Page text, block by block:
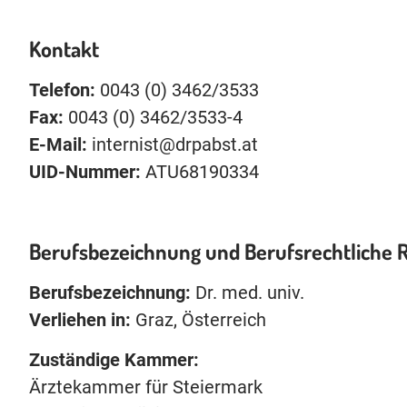
Kontakt
Telefon: 0043 (0) 3462/3533
Fax: 0043 (0) 3462/3533-4
E-Mail: internist@drpabst.at
UID-Nummer: ATU68190334
Berufsbezeichnung und Berufsrechtliche
Berufsbezeichnung: Dr. med. univ.
Verliehen in: Graz, Österreich
Zuständige Kammer:
Ärztekammer für Steiermark